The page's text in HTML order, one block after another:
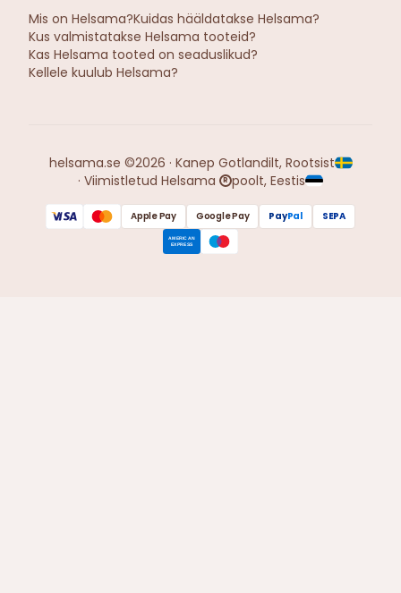
Mis on Helsama?Kuidas hääldatakse Helsama?
Kus valmistatakse Helsama tooteid?
Kas Helsama tooted on seaduslikud?
Kellele kuulub Helsama?
helsama.se ©2026 · Kanep Gotlandilt, Rootsist
· Viimistletud Helsama
R poolt, Eestis
Apple Pay Google Pay PayPal SEPA
AMERICAN
EXPRESS